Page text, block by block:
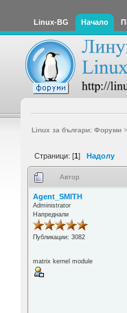
Linux-BG Начало
Linux за българи: Форуми>
Страници: [1] Надолу
Автор
Agent_SMITH
Administrator
Напреднали
Публикации: 3082
matrix kernel module